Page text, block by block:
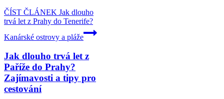
ČÍST ČLÁNEK Jak dlouho
trvá let z Prahy do Tenerife?
Kanárské ostrovy a pláže
Jak dlouho trvá let z
Paříže do Prahy?
Zajímavosti a tipy pro
cestování